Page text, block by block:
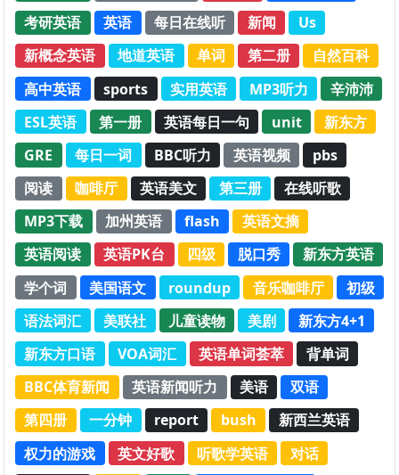
考研英语
英语 每日在线听 新闻
Us
新概念英语
地道英语 单词 第二册
自然百科
高中英语
sports 实用英语 MP3听力
辛沛沛
ESL英语
第一册 英语每日一句 unit
新东方
GRE
每日一词 BBC听力 英语视频
pbs
阅读
咖啡厅 英语美文 第三册
在线听歌
MP3下载
加州英语 flash
英语文摘
英语阅读
英语PK台 四级 脱口秀
新东方英语
学个词
美国语文 roundup 音乐咖啡厅
初级
语法词汇
美联社 儿童读物 美剧
新东方4+1
新东方口语
VOA词汇 英语单词荟萃
背单词
BBC体育新闻
英语新闻听力 美语
双语
第四册
一分钟 report bush
新西兰英语
权力的游戏
英文好歌 听歌学英语
对话